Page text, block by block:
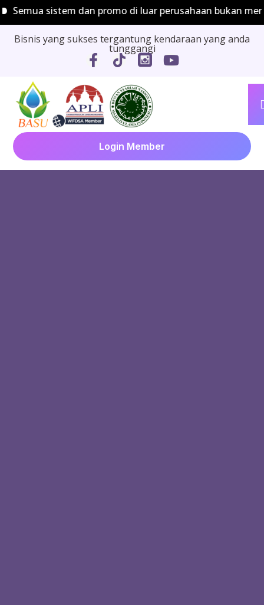
Semua sistem dan promo di luar perusahaan bukan
Bisnis yang sukses tergantung kendaraan yang anda
tunggangi
Login Member